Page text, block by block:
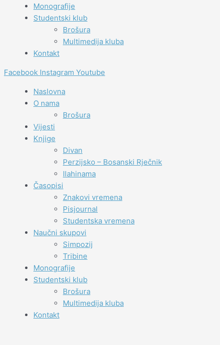
Monografije
Studentski klub
Brošura
Multimedija kluba
Kontakt
Facebook Instagram Youtube
Naslovna
O nama
Brošura
Vijesti
Knjige
Divan
Perzijsko – Bosanski Rječnik
Ilahinama
Časopisi
Znakovi vremena
Pisjournal
Studentska vremena
Naučni skupovi
Simpozij
Tribine
Monografije
Studentski klub
Brošura
Multimedija kluba
Kontakt